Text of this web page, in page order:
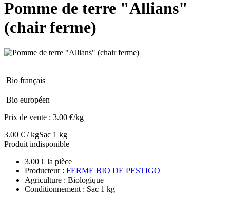
Pomme de terre "Allians"
(chair ferme)
Bio français
Bio européen
Prix de vente : 3.00 €/kg
3.00 € / kgSac 1 kg
Produit indisponible
3.00 € la pièce
Producteur : FERME BIO DE PESTIGO
Agriculture : Biologique
Conditionnement : Sac 1 kg